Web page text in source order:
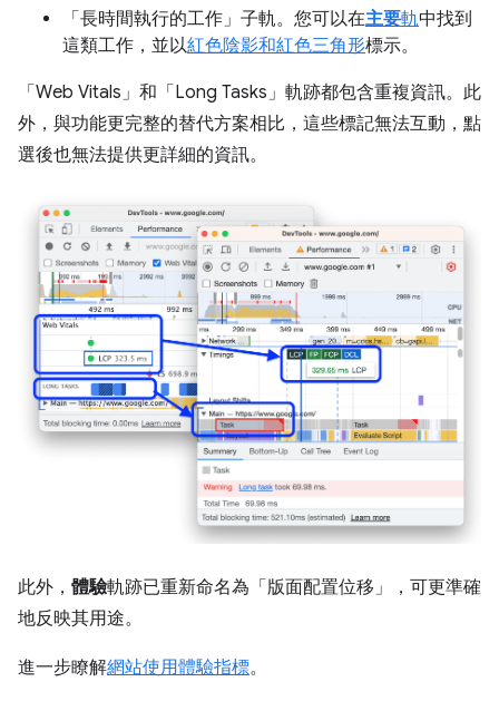
「長時間執行的工作」 子軌。您可以在主要軌中找到
這類工作，並以紅色陰影和紅色三角形標示。
「Web Vitals」 和「Long Tasks」 軌跡都包含重複資訊。此
外，與功能更完整的替代方案相比，這些標記無法互動，點
選後也無法提供更詳細的資訊。
此外， 體驗軌跡已重新命名為「版面配置位移」
，可更準確
地反映其用途。
進一步瞭解網站使用體驗指標。